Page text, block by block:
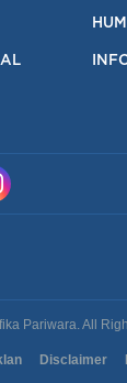
Pariwara. All
Disclaimer